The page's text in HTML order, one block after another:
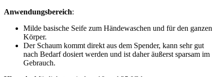
Anwendungsbereich:
Milde basische Seife zum Händewaschen und für den ganzen
Körper.
Der Schaum kommt direkt aus dem Spender, kann sehr gut
nach Bedarf dosiert werden und ist daher äußerst sparsam im
Gebrauch.